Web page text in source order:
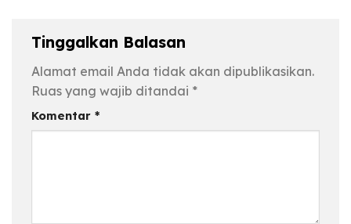
Tinggalkan Balasan
Alamat email Anda tidak akan dipublikasikan.
Ruas yang wajib ditandai *
Komentar *